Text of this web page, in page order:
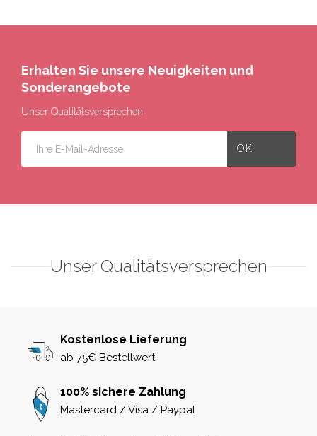
Erhalten Sie unsere Neuigkeiten und
Sonderangebote
Unser Qualitätsversprechen
Unser Qualitätsversprechen
Kostenlose Lieferung
ab 75€ Bestellwert
100% sichere Zahlung
Mastercard / Visa / Paypal